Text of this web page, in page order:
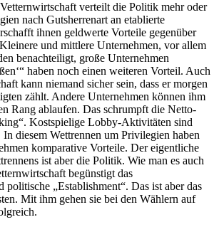
verteilt die Politik mehr oder
nach Gutsherrenart an etablierte
ihnen geldwerte Vorteile gegenüber
und mittlere Unternehmen, vor allem
benachteiligt, große Unternehmen
haben noch einen weiteren Vorteil. Auch
kann niemand sicher sein, dass er morgen
zählt. Andere Unternehmen können ihm
Rang ablaufen. Das schrumpft die Netto-
Kostspielige Lobby-Aktivitäten sind
diesem Wettrennen um Privilegien haben
komparative Vorteile. Der eigentliche
ist aber die Politik. Wie man es auch
begünstigt das
politische „Establishment“. Das ist aber das
Mit ihm gehen sie bei den Wählern auf